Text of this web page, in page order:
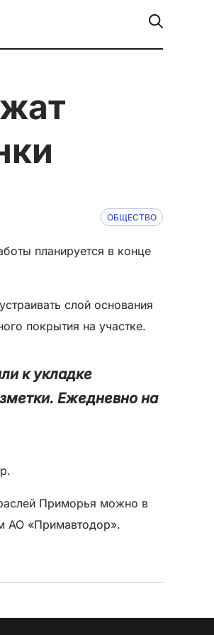
ОБЩЕСТВО
планируется в конце
слой основания
покрытия на участке.
к укладке
Ежедневно на
Приморья можно в
АО «Примавтодор».